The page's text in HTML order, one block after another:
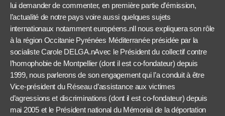
lui demander de commenter, en première partie d’émission,
l’actualité de notre pays voire aussi quelques sujets
internationaux notamment européens.nIl nous expliquera son rôle
à la région Occitanie Pyrénées Méditerranée présidée par la
socialiste Carole DELGA.nAvec le Président du collectif contre
l’homophobie de Montpellier (dont il est co-fondateur) depuis
1999, nous parlerons de son engagement qui l’a conduit à être
Vice-président du Réseau d’assistance aux victimes
d’agressions et discriminations (dont il est co-fondateur) depuis
mai 2005 et le Président national du Mémorial de la déportation